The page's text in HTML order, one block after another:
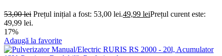
53,00lei Prețul inițial a fost: 53,00 lei.49,99 leiPrețul curent este:
49,99 lei.
17%
Adaugă la favorite